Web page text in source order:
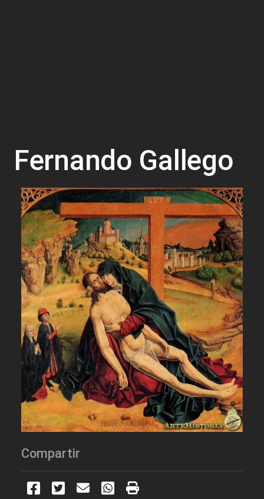
Fernando Gallego
Compartir